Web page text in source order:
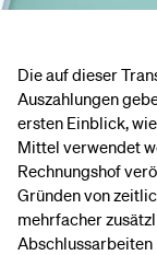
Die auf dieser
Auszahlungen
ersten Einblick,
Mittel verwendet
Rechnungshof
Gründen von
mehrfacher